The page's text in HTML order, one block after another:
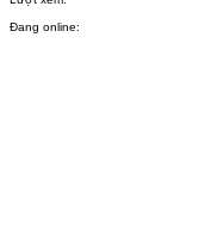
Đang online: